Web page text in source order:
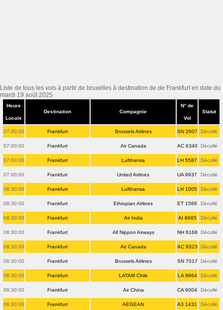
Liste de tous les vols à partir de bruxelles à destination de de Frankfurt en date du
mardi 19 août 2025
Heure
Locale
Destination Compagnie
N° de
Vol
Statut
07:00:00 Frankfurt Brussels Airlines SN 2607 Décollé
07:00:00 Frankfurt Air Canada AC 6340 Décollé
07:00:00 Frankfurt Lufthansa LH 5587 Décollé
07:00:00 Frankfurt United Airlines UA 9937 Décollé
08:30:00 Frankfurt Lufthansa LH 1005 Décollé
08:30:00 Frankfurt Ethiopian Airlines ET 1566 Décollé
08:30:00 Frankfurt Air India AI 8665 Décollé
08:30:00 Frankfurt All Nippon Airways NH 6168 Décollé
08:30:00 Frankfurt Air Canada AC 9323 Décollé
08:30:00 Frankfurt Brussels Airlines SN 7017 Décollé
08:30:00 Frankfurt LATAM Chile LA 8664 Décollé
08:30:00 Frankfurt Air China CA 6004 Décollé
08:30:00 Frankfurt AEGEAN A3 1431 Décollé